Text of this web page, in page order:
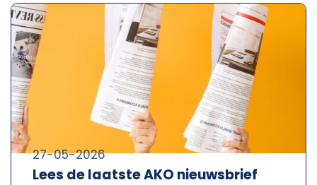
Lees de laatste AKO nieuwsbrief
27-05-2026